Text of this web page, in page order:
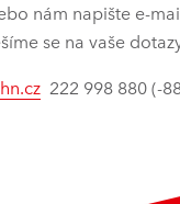
nám napište e-
se na vaše
222 998 880 (-